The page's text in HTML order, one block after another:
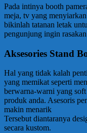
Pada intinya booth
meja, tv yang
bikinlah tatanan letak
pengunjung ingin
Aksesories Stand
Hal yang tidak kalah
yang memikat seperti
berwarna-warni yang soft
produk anda. Asesoris
makin menarik
Tersebut diantaranya
secara kustom.